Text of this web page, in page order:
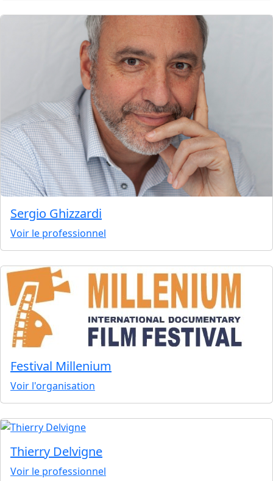
Sergio Ghizzardi
Voir le professionnel
Festival Millenium
Voir l'organisation
Thierry Delvigne
Voir le professionnel